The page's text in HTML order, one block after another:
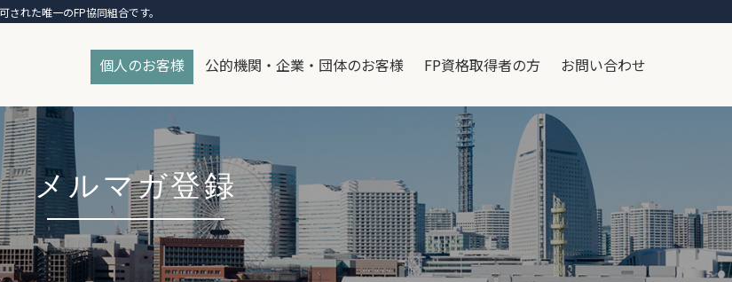
れた唯一のFP協同組合です。
個人のお客様 公的機関・企業・団体のお客様 FP資格取得者の方 お問い合わせ
メルマガ登録